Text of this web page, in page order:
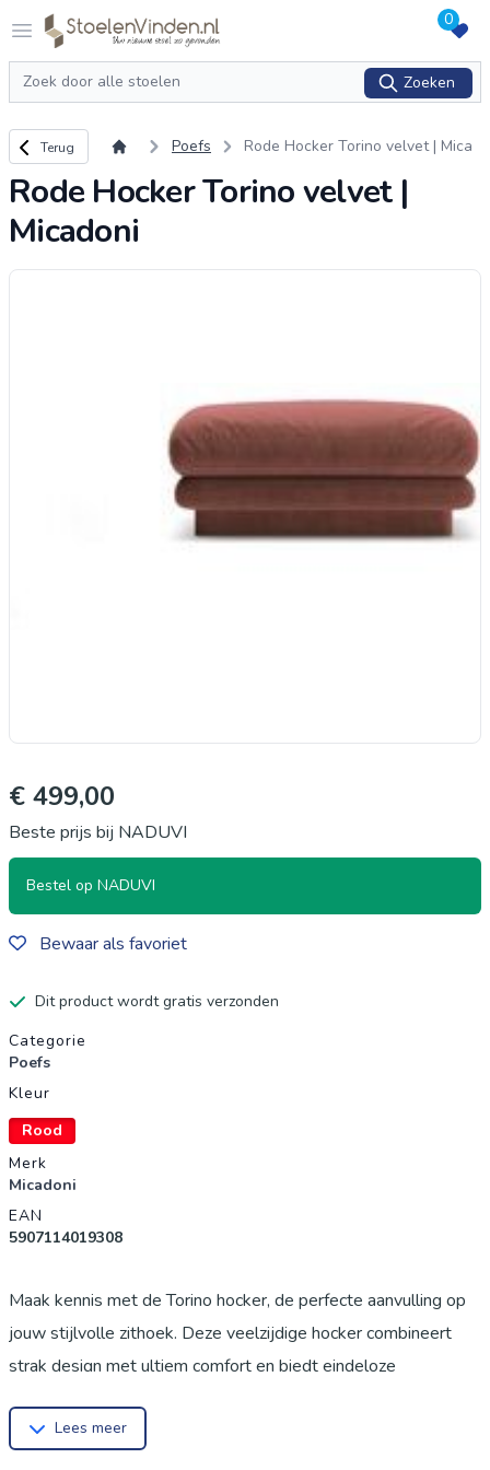
Open menu
Logo stoelenvinden.nl 0
Zoeken
Zoeken
Terug naar overzicht
Terug Poefs
Rode Hocker Torino velvet | Mica
Rode Hocker Torino velvet |
Micadoni
€ 499,00
Beste prijs bij NADUVI
Bestel op NADUVI
Bewaar als favoriet
Dit product wordt gratis verzonden
Productgegevens
Categorie
Poefs
Kleur
Rood
Merk
Micadoni
EAN
5907114019308
Maak kennis met de Torino hocker, de perfecte aanvulling op
jouw stijlvolle zithoek. Deze veelzijdige hocker combineert
strak design met ultiem comfort en biedt eindeloze
De royale, zachte zitting sluit naadloos aan bij de Torino bank
Lees meer